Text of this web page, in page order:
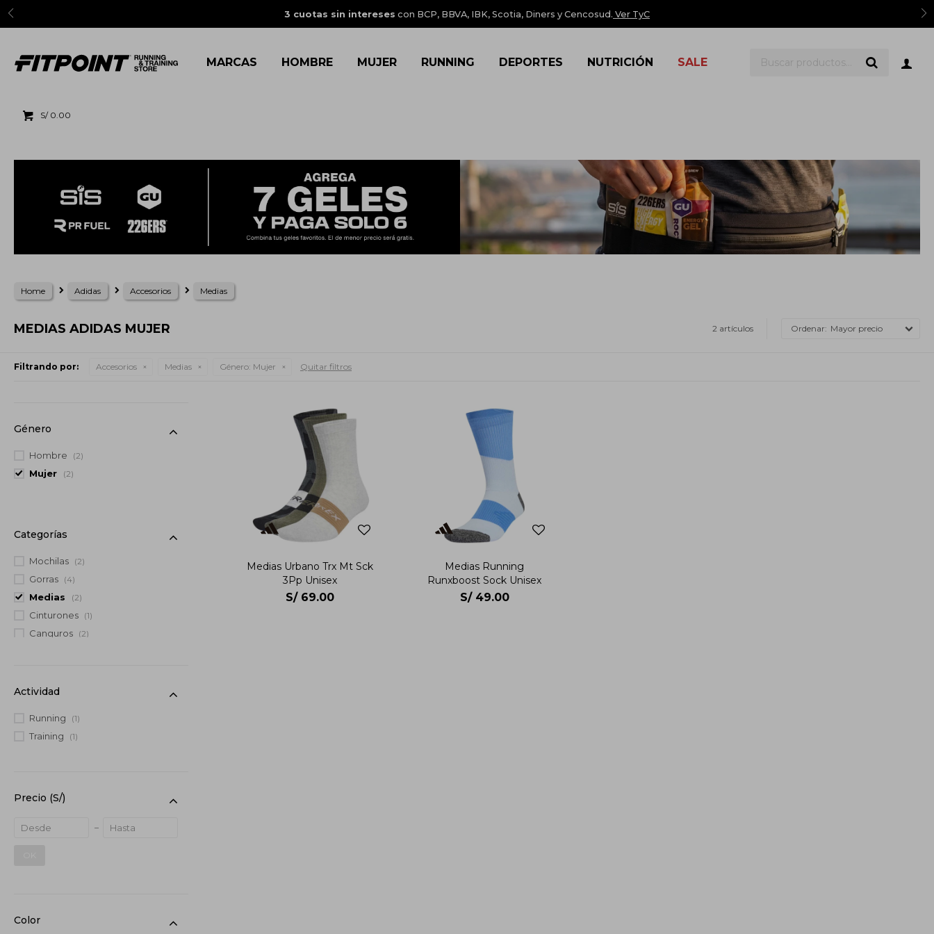
3 cuotas sin intereses con BCP, BBVA, IBK, Scotia, Diners y Cencosud. Ver TyC
MARCAS HOMBRE MUJER RUNNING DEPORTES NUTRICIÓN SALE
S/ 0.00
Home Adidas Accesorios Medias
MEDIAS ADIDAS MUJER 2 artículos Mayor precio
Filtrando por: Accesorios Medias Género: Mujer Quitar filtros
Medias Urbano Trx Mt Sck
3Pp Unisex
S/ 69.00
Medias Running
Runxboost Sock Unisex
S/ 49.00
Categorías
Mochilas (2)
Gorras (4)
Medias (2)
Cinturones (1)
Canguros (2)
Precio (S/)
Género
Hombre (2)
Mujer (2)
Color
Actividad
Running (1)
Training (1)